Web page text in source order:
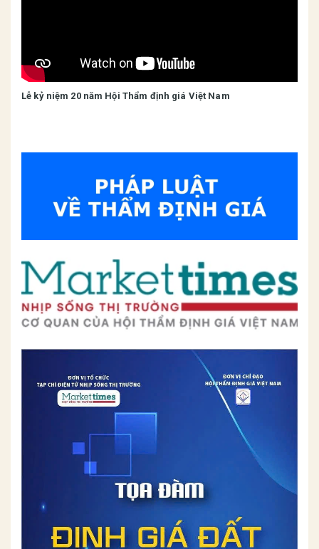
Lễ kỷ niệm 20 năm Hội Thẩm định giá Việt Nam